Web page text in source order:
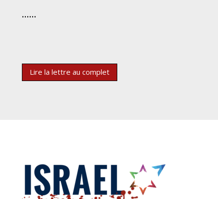
……
Lire la lettre au complet